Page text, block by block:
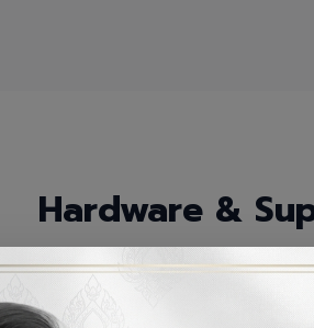
Hardware &
ณ์เครื่องมือฮาร์ดแวร์และวัสดุสิ้นเปลือ